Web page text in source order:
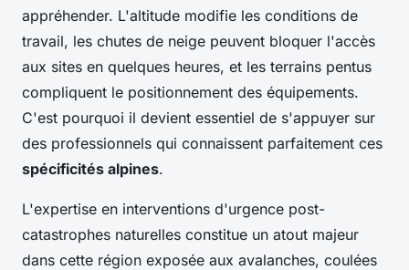
appréhender. L'altitude modifie les conditions de
travail, les chutes de neige peuvent bloquer l'accès
aux sites en quelques heures, et les terrains pentus
compliquent le positionnement des équipements.
C'est pourquoi il devient essentiel de s'appuyer sur
des professionnels qui connaissent parfaitement ces
spécificités alpines.
L'expertise en interventions d'urgence post-
catastrophes naturelles constitue un atout majeur
dans cette région exposée aux avalanches, coulées